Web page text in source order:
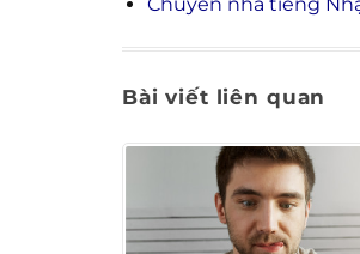
Bài viết liên quan